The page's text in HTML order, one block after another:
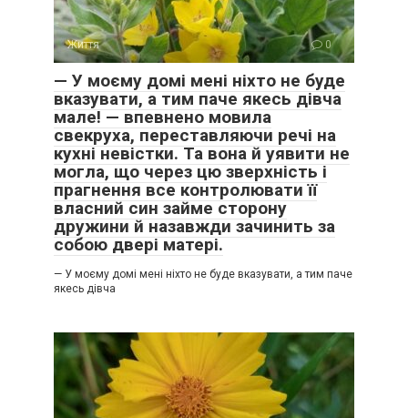
Життя 0
— У моєму домі мені ніхто не буде
вказувати, а тим паче якесь дівча
мале! — впевнено мовила
свекруха, переставляючи речі на
кухні невістки. Та вона й уявити не
могла, що через цю зверхність і
прагнення все контролювати її
власний син займе сторону
дружини й назавжди зачинить за
собою двері матері.
— У моєму домі мені ніхто не буде вказувати, а тим паче
якесь дівча